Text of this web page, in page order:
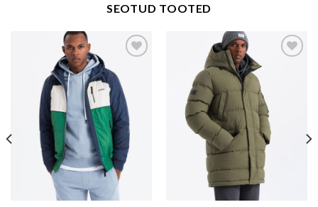
SEOTUD TOOTED
Add to wishlist Add to wishlist